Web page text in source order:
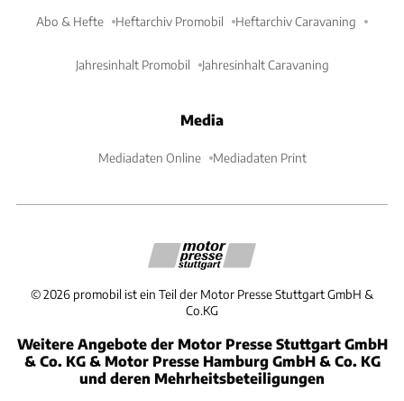
Abo & Hefte Heftarchiv Promobil Heftarchiv Caravaning
Jahresinhalt Promobil Jahresinhalt Caravaning
Media
Mediadaten Online Mediadaten Print
©2026 promobil ist ein Teil der Motor Presse Stuttgart GmbH &
Co.KG
Weitere Angebote der Motor Presse Stuttgart GmbH
& Co. KG & Motor Presse Hamburg GmbH & Co. KG
und deren Mehrheitsbeteiligungen